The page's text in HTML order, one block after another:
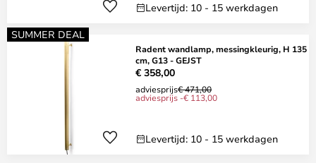
Levertijd: 10 - 15 werkdagen
SUMMER DEAL
Radent wandlamp, messingkleurig, H 135
cm, G13 - GEJST
€ 358,00
adviesprijs€ 471,00
adviesprijs -€ 113,00
Levertijd: 10 - 15 werkdagen